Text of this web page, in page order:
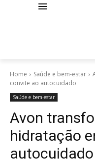
Home Saúde e bem-estar
convite ao autocuidado
Saúde e bem-estar
Avon
hidratação
autocuidado